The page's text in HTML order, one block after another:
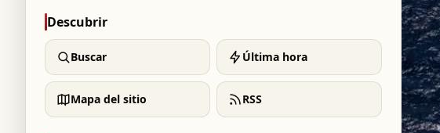
Descubrir
Buscar Última hora
Mapa del sitio RSS